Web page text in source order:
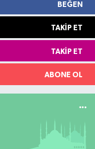
BEĞEN
TAKIP ET
TAKIP ET
ABONE OL